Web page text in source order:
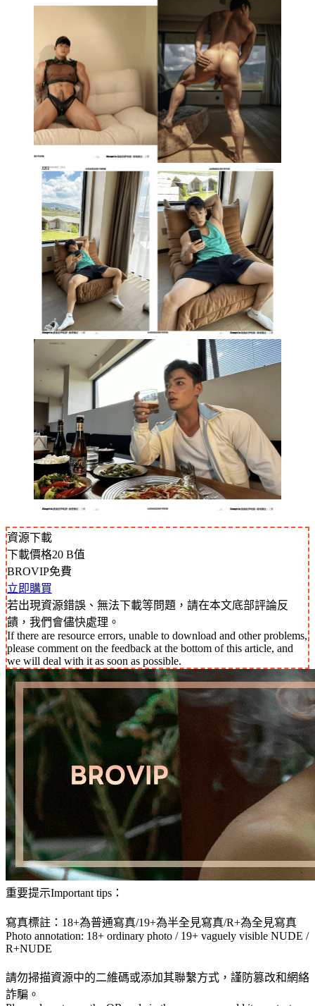
資源下載
下載價格20 B值
BROVIP免費
立即購買
若出現資源錯誤、無法下載等問題，請在本文底部評論反
饋，我們會儘快處理。
If there are resource errors, unable to download and other problems,
please comment on the feedback at the bottom of this article, and
we will deal with it as soon as possible.
重要提示Important tips：
寫真標註：18+為普通寫真/19+為半全見寫真/R+為全見寫真
Photo annotation: 18+ ordinary photo / 19+ vaguely visible NUDE /
R+NUDE
請勿掃描資源中的二維碼或添加其聯繫方式，謹防篡改和網絡
詐騙。